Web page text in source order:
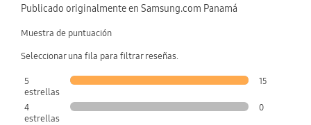
Publicado originalmente en Samsung.com Panamá
Muestra de puntuación
Seleccionar una fila para filtrar reseñas.
5
estrellas
15
4
estrellas
0